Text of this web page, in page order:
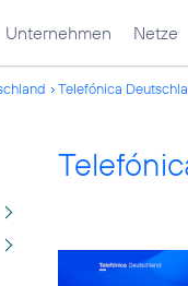
Unternehmen Netze
Telefónica